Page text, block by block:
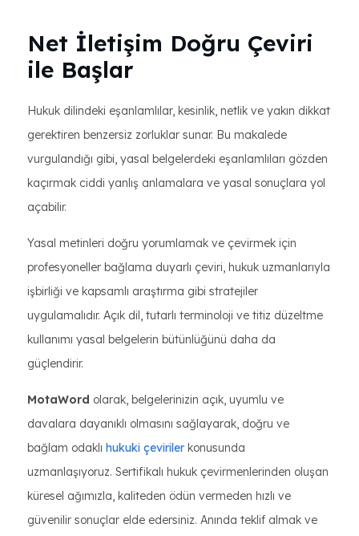
Net İletişim Doğru Çeviri
ile Başlar
Hukuk dilindeki eşanlamlılar, kesinlik, netlik ve yakın dikkat
gerektiren benzersiz zorluklar sunar. Bu makalede
vurgulandığı gibi, yasal belgelerdeki eşanlamlıları gözden
kaçırmak ciddi yanlış anlamalara ve yasal sonuçlara yol
açabilir.
Yasal metinleri doğru yorumlamak ve çevirmek için
profesyoneller bağlama duyarlı çeviri, hukuk uzmanlarıyla
işbirliği ve kapsamlı araştırma gibi stratejiler
uygulamalıdır. Açık dil, tutarlı terminoloji ve titiz düzeltme
kullanımı yasal belgelerin bütünlüğünü daha da
güçlendirir.
MotaWord olarak, belgelerinizin açık, uyumlu ve
davalara dayanıklı olmasını sağlayarak, doğru ve
bağlam odaklı hukuki çeviriler konusunda
uzmanlaşıyoruz. Sertifikalı hukuk çevirmenlerinden oluşan
küresel ağımızla, kaliteden ödün vermeden hızlı ve
güvenilir sonuçlar elde edersiniz. Anında teklif almak ve